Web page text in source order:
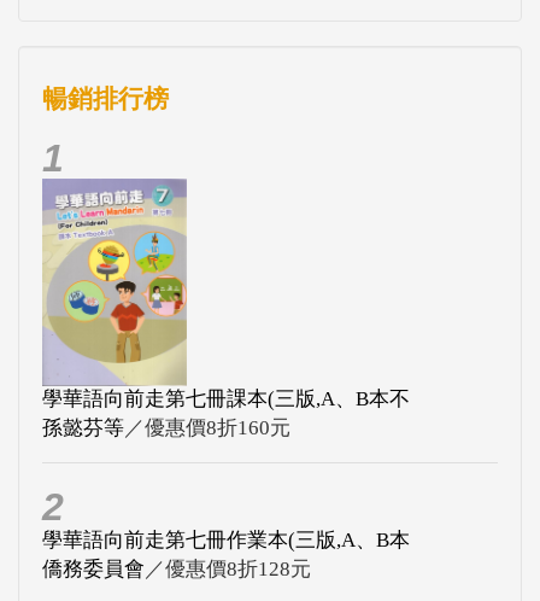
暢銷排行榜
1
學華語向前走第七冊課本(三版,A、B本不
孫懿芬等／優惠價8折160元
2
學華語向前走第七冊作業本(三版,A、B本
僑務委員會 ／優惠價8折128元